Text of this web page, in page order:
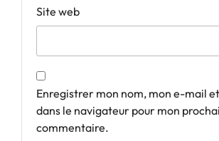
Site web
Enregistrer mon nom, mon e-mail
dans le navigateur pour mon
commentaire.